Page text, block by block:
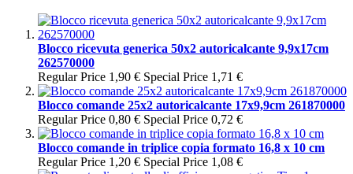
Blocco ricevuta generica 50x2 autoricalcante 9,9x17cm
262570000
Regular Price 1,90 € Special Price 1,71 €
Blocco comande 25x2 autoricalcante 17x9,9cm 261870000
Regular Price 0,80 € Special Price 0,72 €
Blocco comande in triplice copia formato 16,8 x 10 cm
Regular Price 1,20 € Special Price 1,08 €